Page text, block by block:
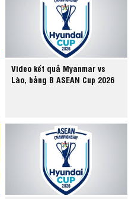
Video kết quả Myanmar vs
Lào, bảng B ASEAN Cup 2026